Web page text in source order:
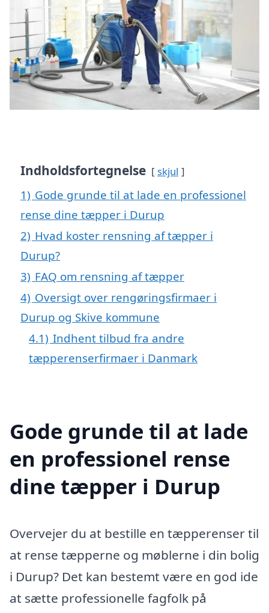
Indholdsfortegnelse skjul
1) Gode grunde til at lade en professionel
rense dine tæpper i Durup
2) Hvad koster rensning af tæpper i
Durup?
3) FAQ om rensning af tæpper
4) Oversigt over rengøringsfirmaer i
Durup og Skive kommune
4.1) Indhent tilbud fra andre
tæpperenserfirmaer i Danmark
Gode grunde til at lade
en professionel rense
dine tæpper i Durup
Overvejer du at bestille en tæpperenser til
at rense tæpperne og møblerne i din bolig
i Durup? Det kan bestemt være en god ide
at sætte professionelle fagfolk på